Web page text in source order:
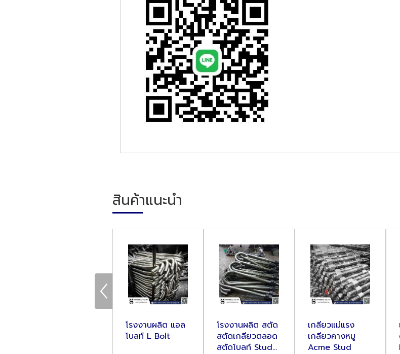
สินค้าแนะนำ
โรงงานผลิต แอล
โบลท์ L Bolt
โรงงานผลิต สตัด
สตัดเกลียวตลอด
สตัดโบลท์ Stud...
เกลียวแม่แรง
เกลียวคางหมู
Acme Stud